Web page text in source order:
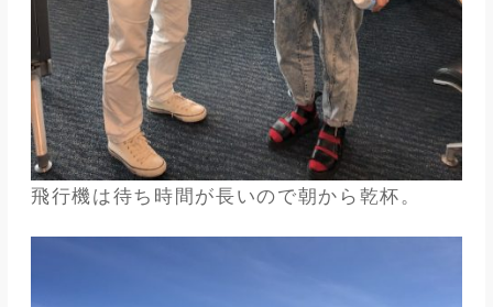
飛行機は待ち時間が長いので朝から乾杯。